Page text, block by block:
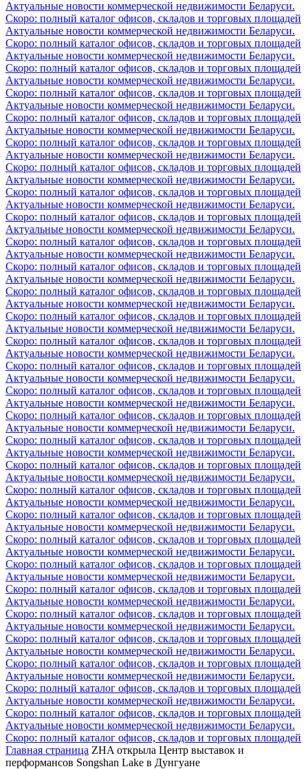
Актуальные новости коммерческой недвижимости Беларуси.
Скоро: полный каталог офисов, складов и торговых площадей
Актуальные новости коммерческой недвижимости Беларуси.
Скоро: полный каталог офисов, складов и торговых площадей
Актуальные новости коммерческой недвижимости Беларуси.
Скоро: полный каталог офисов, складов и торговых площадей
Актуальные новости коммерческой недвижимости Беларуси.
Скоро: полный каталог офисов, складов и торговых площадей
Актуальные новости коммерческой недвижимости Беларуси.
Скоро: полный каталог офисов, складов и торговых площадей
Актуальные новости коммерческой недвижимости Беларуси.
Скоро: полный каталог офисов, складов и торговых площадей
Актуальные новости коммерческой недвижимости Беларуси.
Скоро: полный каталог офисов, складов и торговых площадей
Актуальные новости коммерческой недвижимости Беларуси.
Скоро: полный каталог офисов, складов и торговых площадей
Актуальные новости коммерческой недвижимости Беларуси.
Скоро: полный каталог офисов, складов и торговых площадей
Актуальные новости коммерческой недвижимости Беларуси.
Скоро: полный каталог офисов, складов и торговых площадей
Актуальные новости коммерческой недвижимости Беларуси.
Скоро: полный каталог офисов, складов и торговых площадей
Актуальные новости коммерческой недвижимости Беларуси.
Скоро: полный каталог офисов, складов и торговых площадей
Актуальные новости коммерческой недвижимости Беларуси.
Скоро: полный каталог офисов, складов и торговых площадей
Актуальные новости коммерческой недвижимости Беларуси.
Скоро: полный каталог офисов, складов и торговых площадей
Актуальные новости коммерческой недвижимости Беларуси.
Скоро: полный каталог офисов, складов и торговых площадей
Актуальные новости коммерческой недвижимости Беларуси.
Скоро: полный каталог офисов, складов и торговых площадей
Актуальные новости коммерческой недвижимости Беларуси.
Скоро: полный каталог офисов, складов и торговых площадей
Актуальные новости коммерческой недвижимости Беларуси.
Скоро: полный каталог офисов, складов и торговых площадей
Актуальные новости коммерческой недвижимости Беларуси.
Скоро: полный каталог офисов, складов и торговых площадей
Актуальные новости коммерческой недвижимости Беларуси.
Скоро: полный каталог офисов, складов и торговых площадей
Актуальные новости коммерческой недвижимости Беларуси.
Скоро: полный каталог офисов, складов и торговых площадей
Актуальные новости коммерческой недвижимости Беларуси.
Скоро: полный каталог офисов, складов и торговых площадей
Актуальные новости коммерческой недвижимости Беларуси.
Скоро: полный каталог офисов, складов и торговых площадей
Актуальные новости коммерческой недвижимости Беларуси.
Скоро: полный каталог офисов, складов и торговых площадей
Актуальные новости коммерческой недвижимости Беларуси.
Скоро: полный каталог офисов, складов и торговых площадей
Актуальные новости коммерческой недвижимости Беларуси.
Скоро: полный каталог офисов, складов и торговых площадей
Актуальные новости коммерческой недвижимости Беларуси.
Скоро: полный каталог офисов, складов и торговых площадей
Актуальные новости коммерческой недвижимости Беларуси.
Скоро: полный каталог офисов, складов и торговых площадей
Актуальные новости коммерческой недвижимости Беларуси.
Скоро: полный каталог офисов, складов и торговых площадей
Актуальные новости коммерческой недвижимости Беларуси.
Скоро: полный каталог офисов, складов и торговых площадей
Главная страница ZHA открыла Центр выставок и
перформансов Songshan Lake в Дунгуане